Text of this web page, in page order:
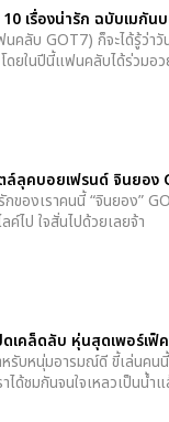
เรื่องน่ารัก ฉบับเมกัน
นคลับ GOT7) ก็จะได้รู้ว่
ดยในปีนี้แฟนคลับได้ร่วมอ
ล์ลุคบอยเฟรนด์ จินยอง
ของเราคนนี้ “จินยอง”
ไป ใจสั่นไปด้วยเลยจ้า
เคล็ดลับ หุ่นสุดเพอร์เฟ็
หรับหนุ่มอารมณ์ดี ขี้เล่นค
ด้ชมกันจนใจเหลวเป็นน้ำแ